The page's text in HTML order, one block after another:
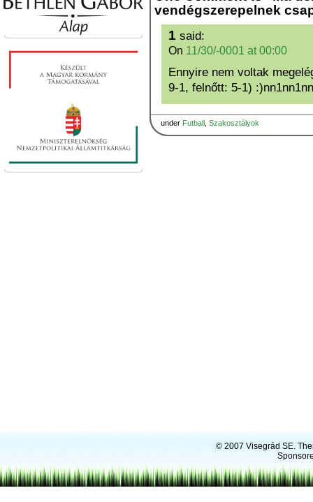
vendégszerepelnek
1 said:
On 11/30/-0001 at 00:00
Ennyire nem voltak
9-1, felnőtt: 5-1)
under Futball Szakosztályok
© 2007 Visegrád SE.